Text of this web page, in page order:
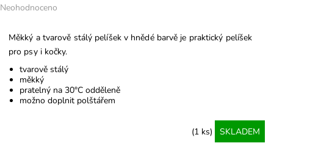
Neohodnoceno
Měkký a tvarově stálý pelíšek v hnědé barvě je praktický pelíšek
pro psy i kočky.
tvarově stálý
měkký
pratelný na 30°C odděleně
možno doplnit polštářem
(1 ks)
SKLADEM